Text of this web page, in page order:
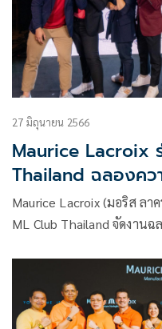
27 มิถุนายน 2566
Maurice Lacroix
Thailand ฉลองคว
เปิดตัวนาฬิการุ่นพิ
Limited Edition
Maurice Lacroix (มอริส ล
ML Club Thailand จัดงาน